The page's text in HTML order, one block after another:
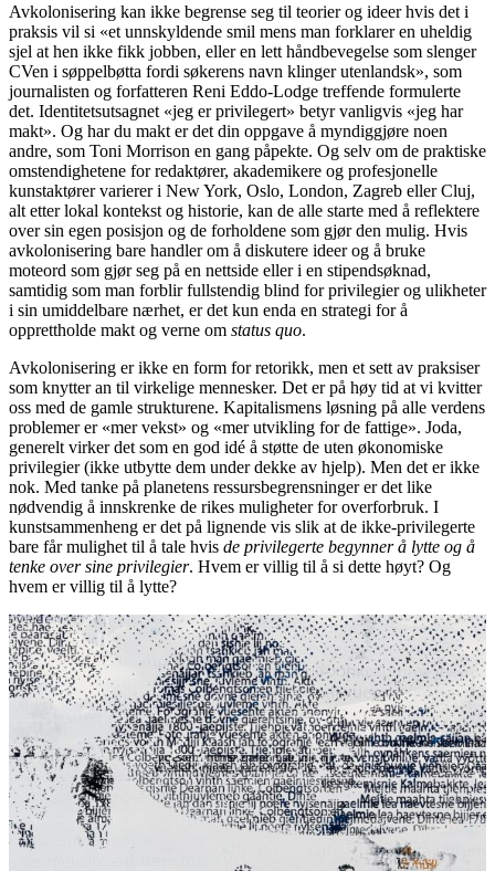
Avkolonisering kan ikke begrense seg til teorier og ideer hvis det i
praksis vil si «et unnskyldende smil mens man forklarer en uheldig
sjel at hen ikke fikk jobben, eller en lett håndbevegelse som slenger
CVen i søppelbøtta fordi søkerens navn klinger utenlandsk», som
journalisten og forfatteren Reni Eddo-Lodge treffende formulerte
det. Identitetsutsagnet «jeg er privilegert» betyr vanligvis «jeg har
makt». Og har du makt er det din oppgave å myndiggjøre noen
andre, som Toni Morrison en gang påpekte. Og selv om de praktiske
omstendighetene for redaktører, akademikere og profesjonelle
kunstaktører varierer i New York, Oslo, London, Zagreb eller Cluj,
alt etter lokal kontekst og historie, kan de alle starte med å reflektere
over sin egen posisjon og de forholdene som gjør den mulig. Hvis
avkolonisering bare handler om å diskutere ideer og å bruke
moteord som gjør seg på en nettside eller i en stipendsøknad,
samtidig som man forblir fullstendig blind for privilegier og ulikheter
i sin umiddelbare nærhet, er det kun enda en strategi for å
opprettholde makt og verne om status quo.
Avkolonisering er ikke en form for retorikk, men et sett av praksiser
som knytter an til virkelige mennesker. Det er på høy tid at vi kvitter
oss med de gamle strukturene. Kapitalismens løsning på alle verdens
problemer er «mer vekst» og «mer utvikling for de fattige». Joda,
generelt virker det som en god idé å støtte de uten økonomiske
privilegier (ikke utbytte dem under dekke av hjelp). Men det er ikke
nok. Med tanke på planetens ressursbegrensninger er det like
nødvendig å innskrenke de rikes muligheter for overforbruk. I
kunstsammenheng er det på lignende vis slik at de ikke-privilegerte
bare får mulighet til å tale hvis de privilegerte begynner å lytte og å
tenke over sine privilegier. Hvem er villig til å si dette høyt? Og
hvem er villig til å lytte?